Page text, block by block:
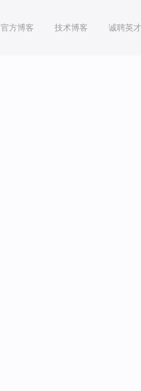
官方博客 技术博客 诚聘英才